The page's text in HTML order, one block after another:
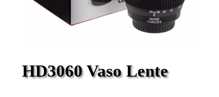
HD3060 Vaso Lente